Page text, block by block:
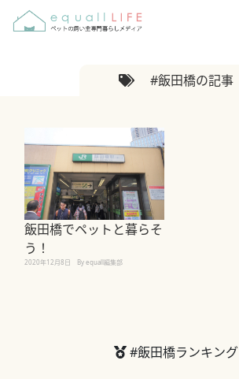
#飯田橋の記事
飯田橋でペットと暮らそ
う！
2020年12月8日 By equall編集部
#飯田橋ランキング